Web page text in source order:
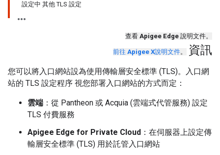
設定中 其他 TLS 設定
查看 Apigee Edge 說明文件。
前往 Apigee X說明文件。 資訊
您可以將入口網站設為使用傳輸層安全標準 (TLS)。入口網
站的 TLS 設定程序 視您部署入口網站的方式而定：
雲端 ：從 Pantheon 或 Acquia (雲端式代管服務) 設定
TLS 付費服務
Apigee Edge for Private Cloud ：在伺服器上設定傳
輸層安全標準 (TLS) 用於託管入口網站